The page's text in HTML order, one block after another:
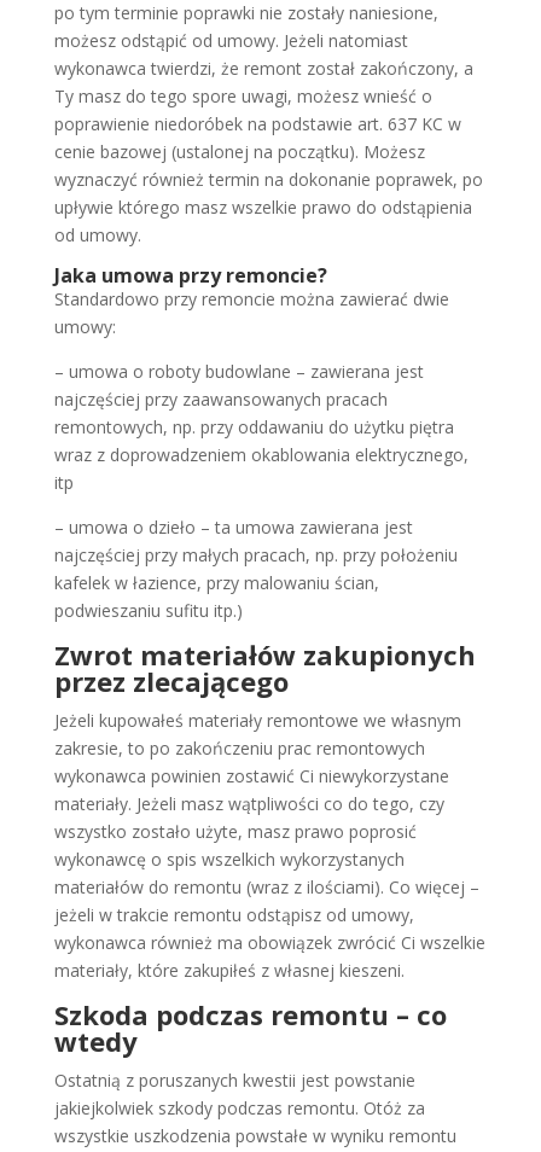
po tym terminie poprawki nie zostały naniesione,
możesz odstąpić od umowy. Jeżeli natomiast
wykonawca twierdzi, że remont został zakończony, a
Ty masz do tego spore uwagi, możesz wnieść o
poprawienie niedoróbek na podstawie art. 637 KC w
cenie bazowej (ustalonej na początku). Możesz
wyznaczyć również termin na dokonanie poprawek, po
upływie którego masz wszelkie prawo do odstąpienia
od umowy.
Jaka umowa przy remoncie?
Standardowo przy remoncie można zawierać dwie
umowy:
– umowa o roboty budowlane – zawierana jest
najczęściej przy zaawansowanych pracach
remontowych, np. przy oddawaniu do użytku piętra
wraz z doprowadzeniem okablowania elektrycznego,
itp
– umowa o dzieło – ta umowa zawierana jest
najczęściej przy małych pracach, np. przy położeniu
kafelek w łazience, przy malowaniu ścian,
podwieszaniu sufitu itp.)
Zwrot materiałów zakupionych
przez zlecającego
Jeżeli kupowałeś materiały remontowe we własnym
zakresie, to po zakończeniu prac remontowych
wykonawca powinien zostawić Ci niewykorzystane
materiały. Jeżeli masz wątpliwości co do tego, czy
wszystko zostało użyte, masz prawo poprosić
wykonawcę o spis wszelkich wykorzystanych
materiałów do remontu (wraz z ilościami). Co więcej –
jeżeli w trakcie remontu odstąpisz od umowy,
wykonawca również ma obowiązek zwrócić Ci wszelkie
materiały, które zakupiłeś z własnej kieszeni.
Szkoda podczas remontu – co
wtedy
Ostatnią z poruszanych kwestii jest powstanie
jakiejkolwiek szkody podczas remontu. Otóż za
wszystkie uszkodzenia powstałe w wyniku remontu